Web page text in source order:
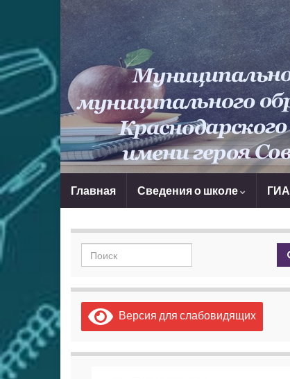
Главная Сведения о школе ГИА
Search for:
Версия для слабовидящих